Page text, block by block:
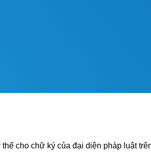
cho chữ ký của đại diện pháp luật